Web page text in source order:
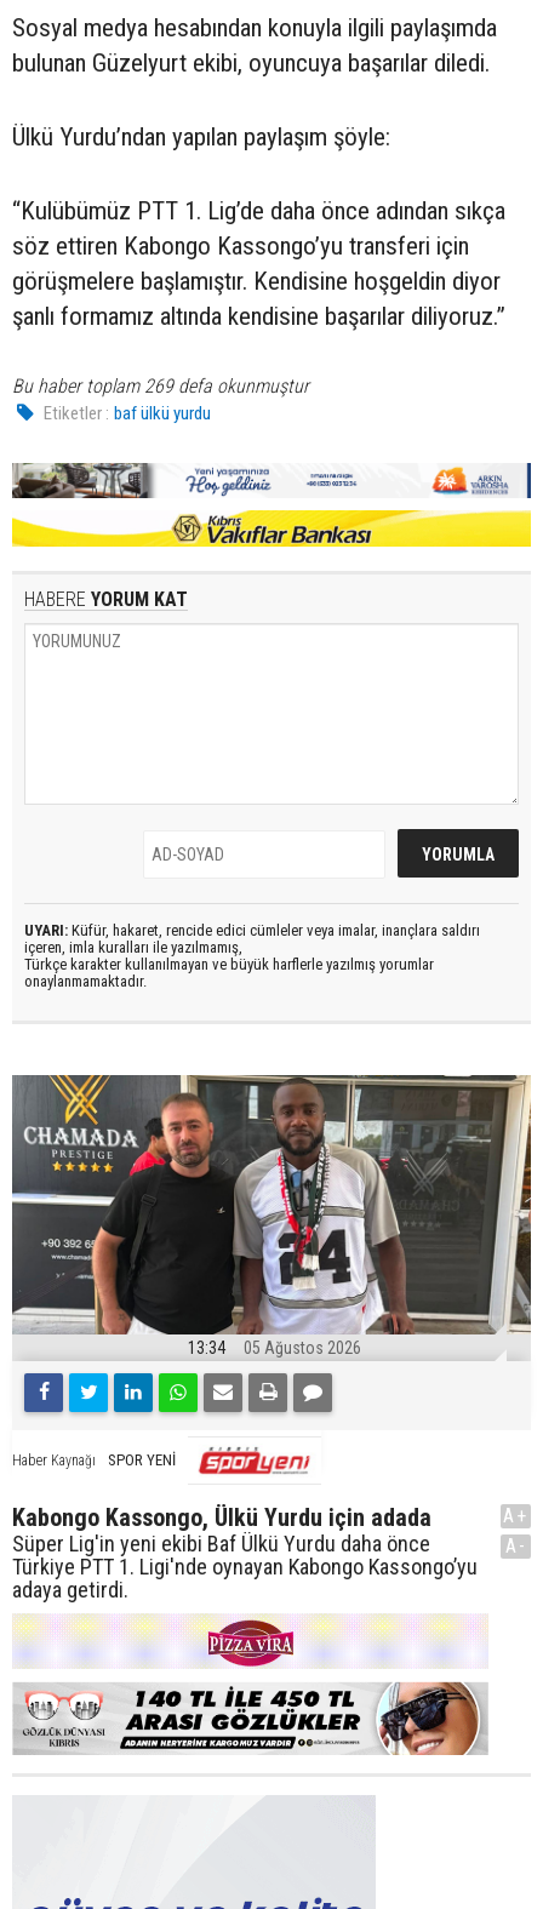
Sosyal medya hesabından konuyla ilgili paylaşımda
bulunan Güzelyurt ekibi, oyuncuya başarılar diledi.
Ülkü Yurdu’ndan yapılan paylaşım şöyle:
“Kulübümüz PTT 1. Lig’de daha önce adından sıkça
söz ettiren Kabongo Kassongo’yu transferi için
görüşmelere başlamıştır. Kendisine hoşgeldin diyor
şanlı formamız altında kendisine başarılar diliyoruz.”
Bu haber toplam 269 defa okunmuştur
Etiketler : baf ülkü yurdu
HABERE YORUM KAT
UYARI: Küfür, hakaret, rencide edici cümleler veya imalar, inançlara saldırı
içeren, imla kuralları ile yazılmamış,
Türkçe karakter kullanılmayan ve büyük harflerle yazılmış yorumlar
onaylanmamaktadır.
13:34 05 Ağustos 2026
Haber Kaynağı SPOR YENİ
Kabongo Kassongo, Ülkü Yurdu için adada
Süper Lig'in yeni ekibi Baf Ülkü Yurdu daha önce
Türkiye PTT 1. Ligi'nde oynayan Kabongo Kassongo’yu
adaya getirdi.
A+
A-